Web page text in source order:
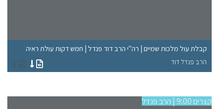
קבלת עול מלכות שמיים | רה"י הרב דוד פנדל | חמש דקות עולת ראיה
הרב פנדל דוד
קצרים 9:00 | הרב פנדל